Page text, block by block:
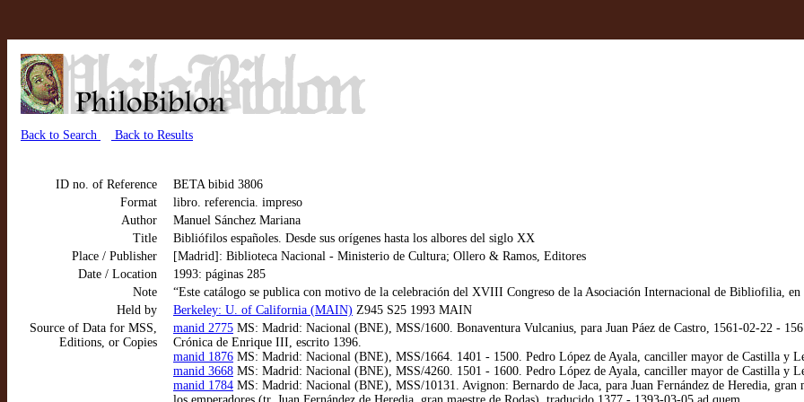
Back to Search Back to Results
ID no. of Reference
BETA bibid 3806
Format
libro. referencia. impreso
Author
Manuel Sánchez Mariana
Title
Bibliófilos españoles. Desde sus orígenes hasta los albores del siglo XX
Place / Publisher
[Madrid]: Biblioteca Nacional - Ministerio de Cultura; Ollero & Ramos, Editores
Date / Location
1993: páginas 285
Note
“Este catálogo se publica con motivo de la celebración del XVIII Congreso de la Asociación Internacional de Bibliofilia,
Held by
Berkeley: U. of California (MAIN) Z945 S25 1993 MAIN
Source of Data for MSS,
Editions, or Copies
manid 2775 MS: Madrid: Nacional (BNE), MSS/1600. Bonaventura Vulcanius, para Juan Páez de Castro, 1561-02-22 -
Crónica de Enrique III, escrito 1396.
manid 1876 MS: Madrid: Nacional (BNE), MSS/1664. 1401 - 1500. Pedro López de Ayala, canciller mayor de Castilla y
manid 3668 MS: Madrid: Nacional (BNE), MSS/4260. 1501 - 1600. Pedro López de Ayala, canciller mayor de Castilla y
manid 1784 MS: Madrid: Nacional (BNE), MSS/10131. Avignon: Bernardo de Jaca, para Juan Fernández de Heredia, gran